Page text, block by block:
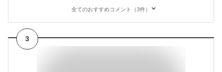
全てのおすすめコメント（3件）
3